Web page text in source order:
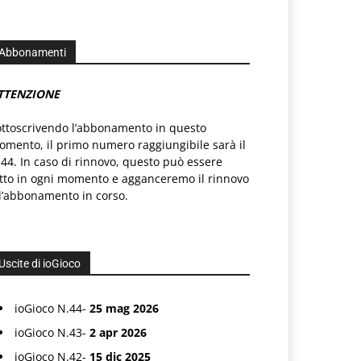
l’abbonamento in questo
il primo numero raggiungibile sarà il
In caso di rinnovo, questo può essere
in ogni momento e agganceremo il rinnovo
in corso.
Uscite di ioGioco
ioGioco N.44- 25 mag 2026
ioGioco N.43- 2 apr 2026
ioGioco N.42- 15 dic 2025